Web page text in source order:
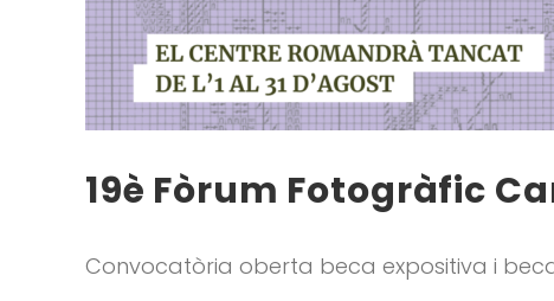
19è Fòrum Fotogràfic
Convocatòria oberta beca expositiva i